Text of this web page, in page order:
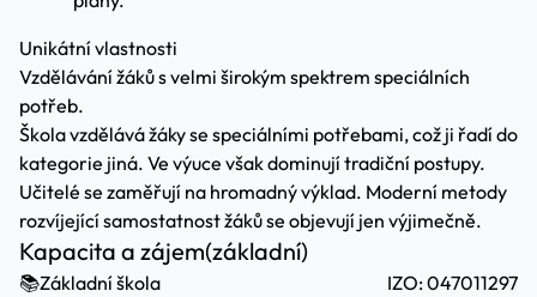
Unikátní vlastnosti
Vzdělávání žáků s velmi širokým spektrem speciálních
potřeb.
Škola vzdělává žáky se speciálními potřebami, což ji řadí do
kategorie jiná. Ve výuce však dominují tradiční postupy.
Učitelé se zaměřují na hromadný výklad. Moderní metody
rozvíjející samostatnost žáků se objevují jen výjimečně.
Kapacita a zájem(základní)
📚Základní škola IZO: 047011297